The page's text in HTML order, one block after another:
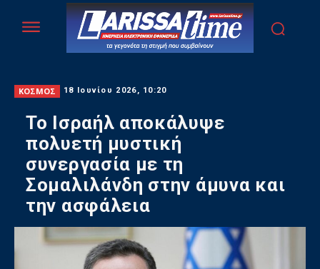
ΚΟΣΜΟΣ 18 Ιουνίου 2026, 10:20
Το Ισραήλ αποκάλυψε
πολυετή μυστική
συνεργασία με τη
Σομαλιλάνδη στην άμυνα και
την ασφάλεια